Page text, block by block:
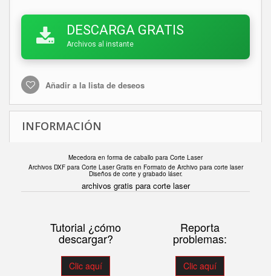
DESCARGA GRATIS
Archivos al instante
Añadir a la lista de deseos
INFORMACIÓN
Mecedora en forma de caballo para Corte Laser
Archivos DXF para Corte Laser Gratis en Formato de Archivo para corte laser
Diseños de corte y grabado láser.
archivos gratis para corte laser
Tutorial ¿cómo
descargar?
Clic aquí
Reporta
problemas:
Clic aquí